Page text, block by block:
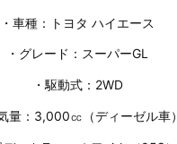
・車種：トヨタ ハイエース
・グレード：スーパーGL
・駆動式：2WD
量：3,000㏄（ディーゼル車）